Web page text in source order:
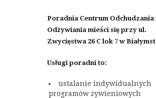
Poradnia Centrum Odchudzania
Odżywiania mieści się przy ul.
Zwycięstwa 26 C lok 7 w
Usługi poradni to:
ustalanie indywidualnych
programów żywieniowych